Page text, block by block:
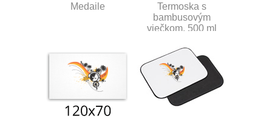
Medaile
Termoska s
bambusovým
viečkom, 500 ml